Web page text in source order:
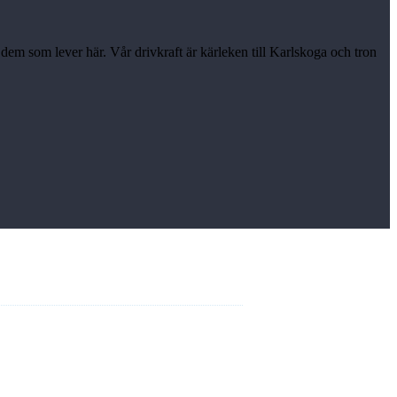
som lever här. Vår drivkraft är kärleken till Karlskoga och tron